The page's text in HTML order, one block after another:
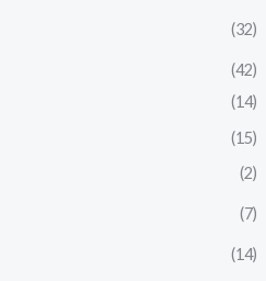
(32)
(42)
(14)
(15)
(2)
(7)
(14)